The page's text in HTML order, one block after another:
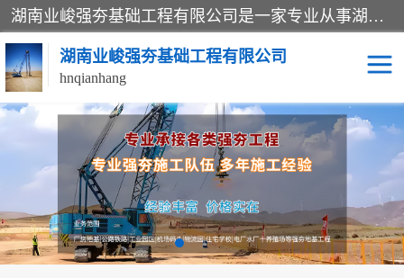
湖南业峻强夯基础工程有限公司是一家专业从事湖南强夯基础工程、强夯机租赁，地基处理的施工单位。业务覆盖：湖南、广东，江西等地。可承接1000KN.m-25000KN.m强夯（置换）工程。公司创始人是国内较早期从事强夯施工的建设者，经过多年的一步一个脚印的发展，在行业内具有较高的度和良好的口碑。
湖南业峻强夯基础工程有限公司
hnqianhang
强夯施工案例 强夯机租赁
强夯施工工程 强夯施工队伍
强夯队伍